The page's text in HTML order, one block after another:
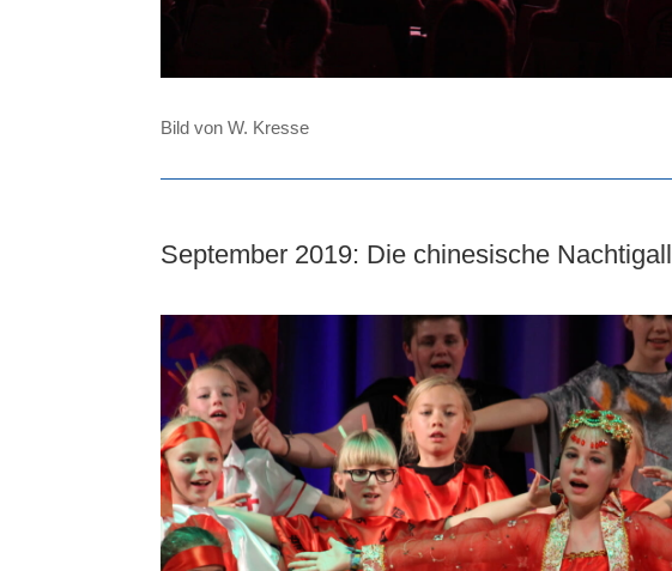
Bild von W. Kresse
September 2019: Die chinesische Nachtigall